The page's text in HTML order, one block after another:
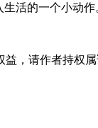
活的一个小动
，请作者持权